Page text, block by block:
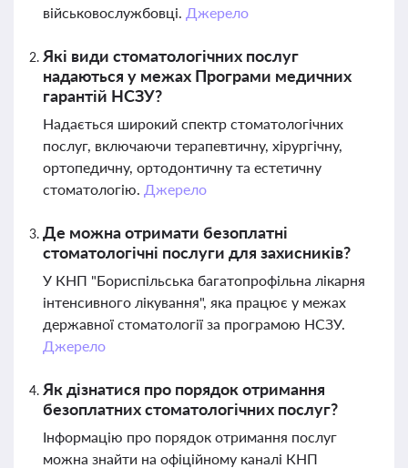
військовослужбовці. Джерело
Які види стоматологічних послуг
надаються у межах Програми медичних
гарантій НСЗУ?
Надається широкий спектр стоматологічних
послуг, включаючи терапевтичну, хірургічну,
ортопедичну, ортодонтичну та естетичну
стоматологію. Джерело
Де можна отримати безоплатні
стоматологічні послуги для захисників?
У КНП "Бориспільська багатопрофільна лікарня
інтенсивного лікування", яка працює у межах
державної стоматології за програмою НСЗУ.
Джерело
Як дізнатися про порядок отримання
безоплатних стоматологічних послуг?
Інформацію про порядок отримання послуг
можна знайти на офіційному каналі КНП